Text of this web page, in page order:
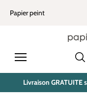
principal
Papier peint
Livraison